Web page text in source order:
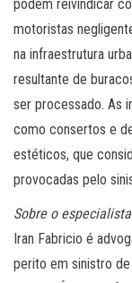
podem reivindicar
motoristas
na infraestrutura
resultante de
ser processado. As
como consertos e
estéticos, que
provocadas pelo
Sobre o especialista
Iran Fabricio é
perito em sinistro